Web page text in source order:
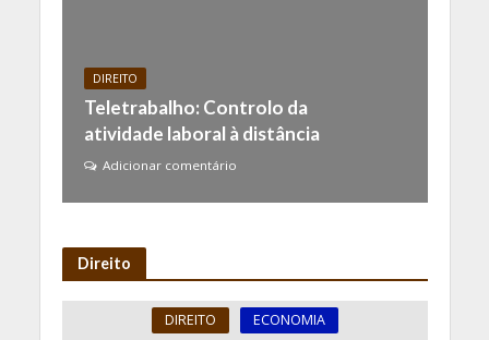
DIREITO
Teletrabalho: Controlo da
atividade laboral à distância
Adicionar comentário
Direito
DIREITO ECONOMIA